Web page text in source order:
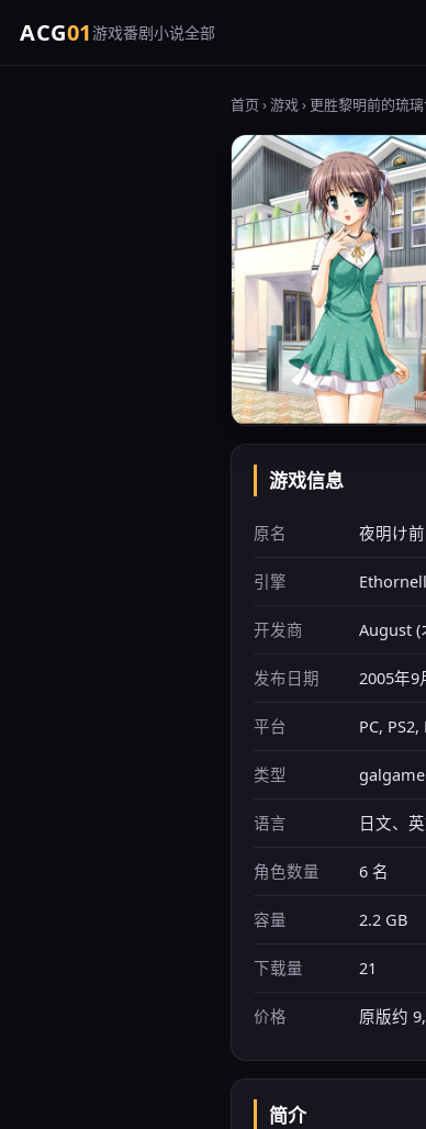
ACG01游戏番剧小说全部
首页 ›游戏› 更胜黎明前的琉
游戏信息
原名 夜明け
引擎 Ethornell
开发商 August (
发布日期 2005年9
平台 PC,
类型
语言 日文、
角色数量 6 名
容量 2.2 GB
下载量 21
价格 原版约
简介